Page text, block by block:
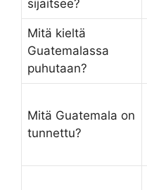
sijaitsee?
Mitä kieltä
Guatemalassa
puhutaan?
Mitä Guatemala on
tunnettu?